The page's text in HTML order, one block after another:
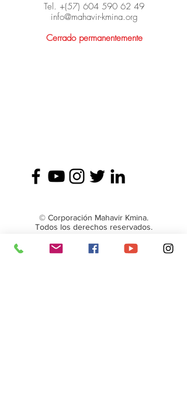
Tel. +(57) 604 590 62 49
info@mahavir-kmina.org
Cerrado permanentemente
© Corporación Mahavir Kmina.
Todos los derechos reservados.